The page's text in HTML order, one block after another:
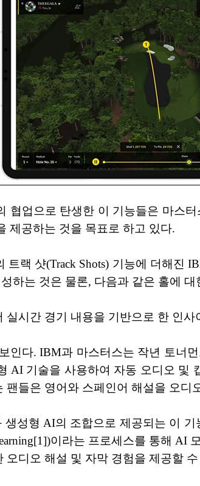
협업으로 탄생한 이 기능들은 마스
제공하는 것을 목표로 하고 있다.
랙 샷(Track Shots) 기능에 더해진
하는 것은 물론, 다음과 같은 홀에 대
시간 경기 내용을 기반으로 한 인
인다. IBM과 마스터스는 작년 토너
AI 기술을 사용하여 자동 오디오 및
들은 영어와 스페인어 해설을 오디
성형 AI의 조합으로 제공되는 이
이라는 프로세스를 통해
디오 해설 및 자막 경험을 제공할